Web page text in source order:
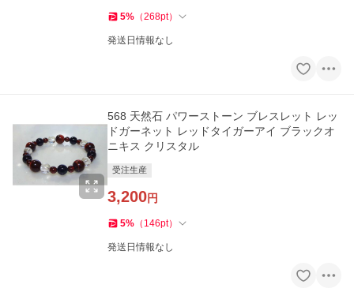
5% （268pt）
発送日情報なし
568 天然石 パワーストーン ブレスレット レッ
ドガーネット レッドタイガーアイ ブラックオ
ニキス クリスタル
受注生産
3,200円
5% （ 146pt）
発送日情報なし